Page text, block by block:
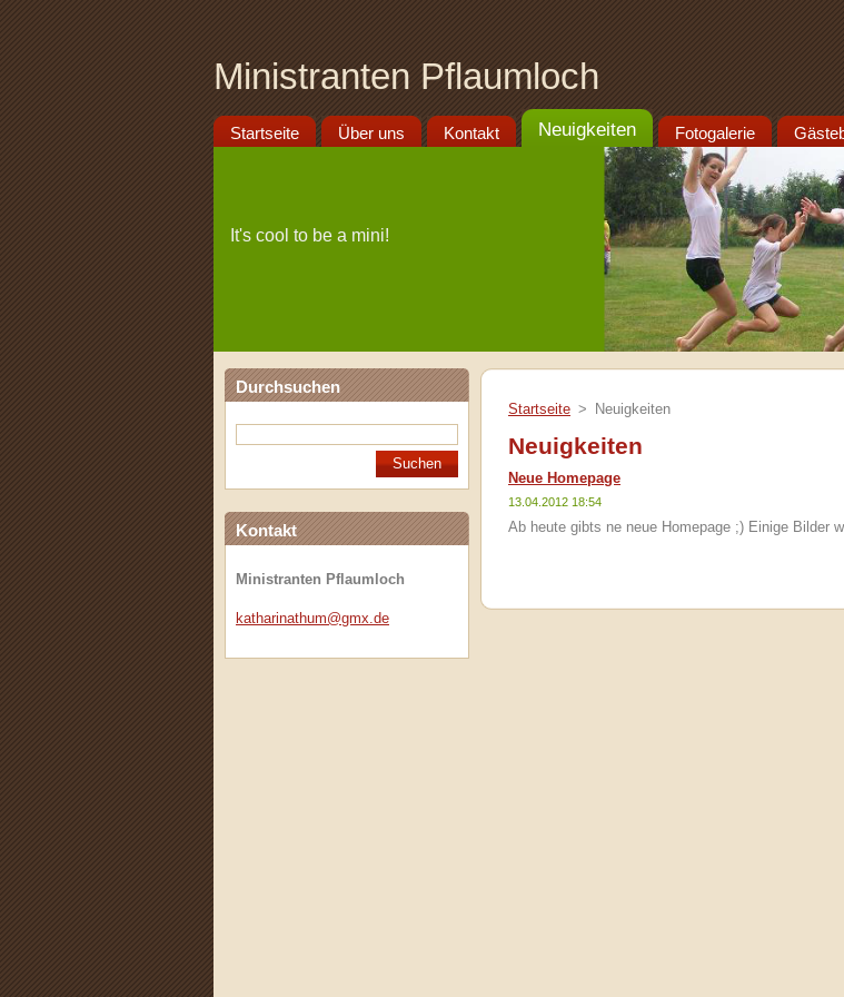
Ministranten Pflaumloch
Startseite Über uns Kontakt Neuigkeiten Fotogalerie
It's cool to be a mini!
Durchsuchen
Kontakt
Ministranten Pflaumloch
katharinathum@gmx.de
Startseite > Neuigkeiten
Neuigkeiten
Neue Homepage
13.04.2012 18:54
Ab heute gibts ne neue Homepage ;) Einige Bilder